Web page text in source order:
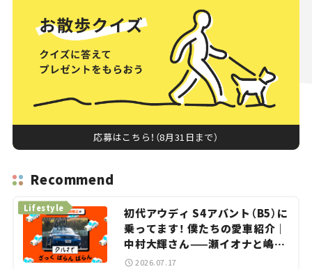
応募はこちら！（8月31日まで）
Recommend
初代アウディ S4アバント（B5）に
乗ってます！ 僕たちの愛車紹介｜
中村大輝さん——瀬イオナと嶋田
智之の「クルマでざっくばらんば
Lifestyle
2026.07.17